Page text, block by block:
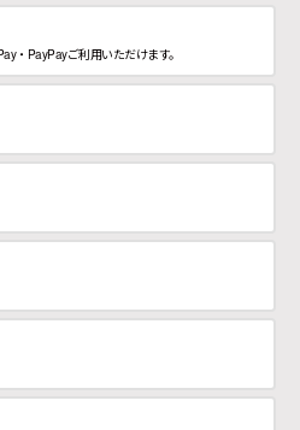
・PayPayご利用いただけます。